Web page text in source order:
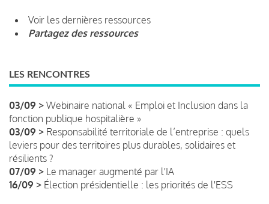
Voir les dernières ressources
Partagez des ressources
LES RENCONTRES
03/09 > Webinaire national « Emploi et Inclusion dans la
fonction publique hospitalière »
03/09 > Responsabilité territoriale de l’entreprise : quels
leviers pour des territoires plus durables, solidaires et
résilients ?
07/09 > Le manager augmenté par l'IA
16/09 > Élection présidentielle : les priorités de l'ESS